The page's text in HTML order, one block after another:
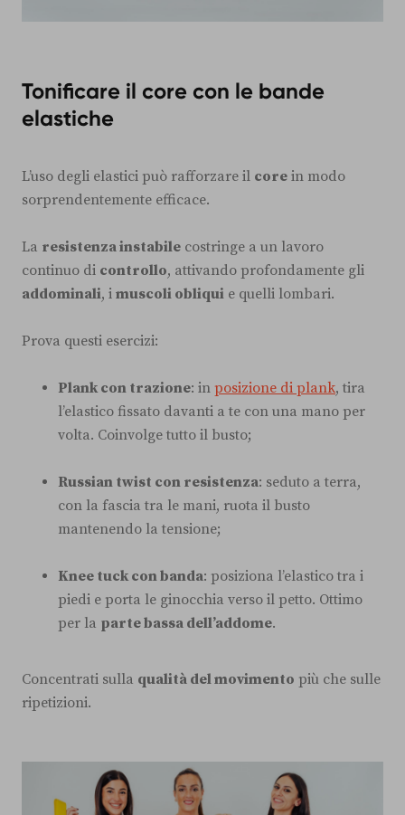
Tonificare il core con le bande
elastiche
L’uso degli elastici può rafforzare il core in modo
sorprendentemente efficace.
La resistenza instabile costringe a un lavoro
continuo di controllo, attivando profondamente gli
addominali, i muscoli obliqui e quelli lombari.
Prova questi esercizi:
Plank con trazione: in posizione di plank, tira
l’elastico fissato davanti a te con una mano per
volta. Coinvolge tutto il busto;
Russian twist con resistenza: seduto a terra,
con la fascia tra le mani, ruota il busto
mantenendo la tensione;
Knee tuck con banda: posiziona l’elastico tra i
piedi e porta le ginocchia verso il petto. Ottimo
per la parte bassa dell’addome.
Concentrati sulla qualità del movimento più che sulle
ripetizioni.